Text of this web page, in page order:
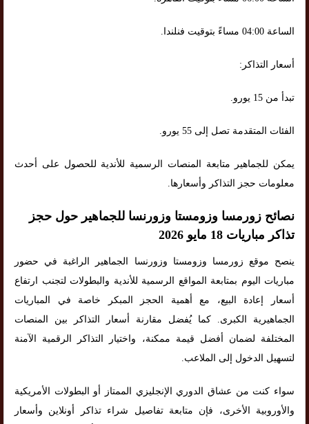
الساعة 04:00 مساءً بتوقيت فنلندا.
أسعار التذاكر:
تبدأ من 15 يورو.
الفئات المتقدمة تصل إلى 55 يورو.
يمكن للجماهير متابعة المنصات الرسمية للأندية للحصول على أحدث
معلومات حجز التذاكر وأسعارها.
نصائح زورمسا وزومستا وزورنسا للجماهير حول حجز
تذاكر مباريات 18 مايو 2026
ينصح موقع زورمسا وزومستا وزورنسا الجماهير الراغبة في حضور
مباريات اليوم بمتابعة المواقع الرسمية للأندية والبطولات لتجنب ارتفاع
أسعار إعادة البيع، مع أهمية الحجز المبكر خاصة في المباريات
الجماهيرية الكبرى. كما يُفضل مقارنة أسعار التذاكر بين المنصات
المختلفة لضمان أفضل قيمة ممكنة، واختيار التذاكر الرقمية الآمنة
لتسهيل الدخول إلى الملاعب.
سواء كنت من عشاق الدوري الإنجليزي الممتاز أو البطولات الأمريكية
والأوروبية الأخرى، فإن متابعة تفاصيل شراء تذاكر أونلاين وأسعار